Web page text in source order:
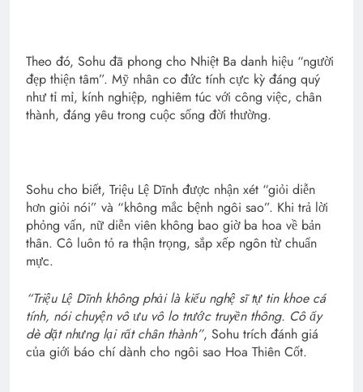
Theo đó, Sohu đã phong cho Nhiệt Ba danh hiệu “người
đẹp thiện tâm”. Mỹ nhân co đức tính cực kỳ đáng quý
như tỉ mỉ, kính nghiệp, nghiêm túc với công việc, chân
thành, đáng yêu trong cuộc sống đời thường.
Sohu cho biết, Triệu Lệ Dĩnh được nhận xét “giỏi diễn
hơn giỏi nói” và “không mắc bệnh ngôi sao”. Khi trả lời
phỏng vấn, nữ diễn viên không bao giờ ba hoa về bản
thân. Cô luôn tỏ ra thận trọng, sắp xếp ngôn từ chuẩn
mực.
“Triệu Lệ Dĩnh không phải là kiểu nghệ sĩ tự tin khoe cá
tính, nói chuyện vô ưu vô lo trước truyền thông. Cô ấy
dè dặt nhưng lại rất chân thành”, Sohu trích đánh giá
của giới báo chí dành cho ngôi sao Hoa Thiên Cốt.